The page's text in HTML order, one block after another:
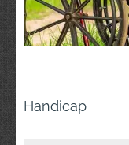
Navigation
Handicap